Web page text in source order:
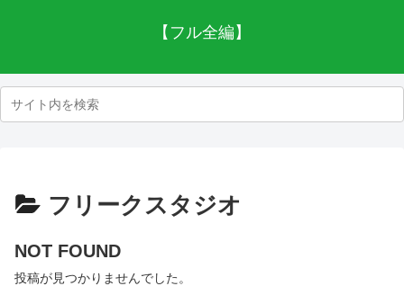
【フル全編】
フリークスタジオ
NOT FOUND
投稿が見つかりませんでした。